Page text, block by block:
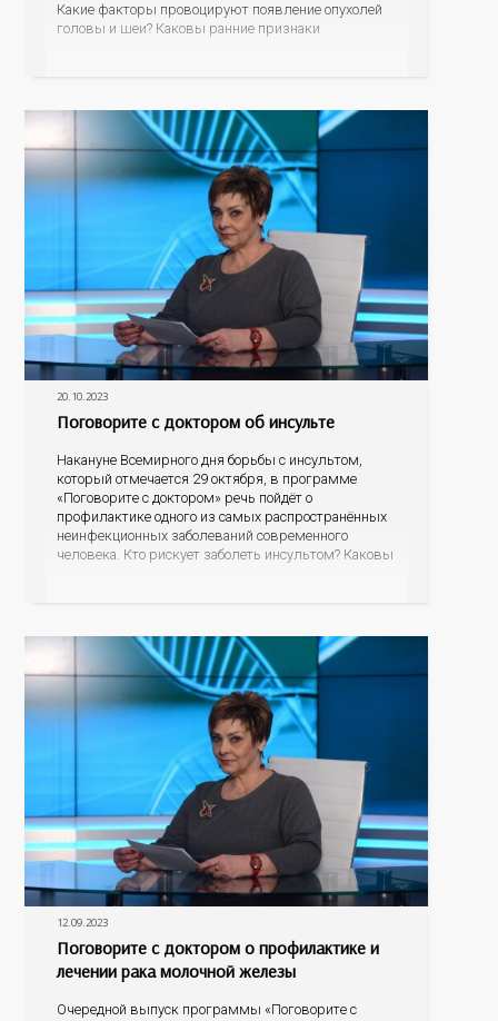
Какие факторы провоцируют появление опухолей
головы и шеи? Каковы ранние признаки
20.10.2023
Поговорите с доктором об инсульте
Накануне Всемирного дня борьбы с инсультом,
который отмечается 29 октября, в программе
«Поговорите с доктором» речь пойдёт о
профилактике одного из самых распространённых
неинфекционных заболеваний современного
человека. Кто рискует заболеть инсультом? Каковы
12.09.2023
Поговорите с доктором о профилактике и
лечении рака молочной железы
Очередной выпуск программы «Поговорите с